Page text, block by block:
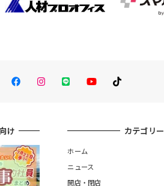
FacebookInstagram
LINE You TubeTikTok
け カテゴリー
ホーム
ニュース
開店・閉店